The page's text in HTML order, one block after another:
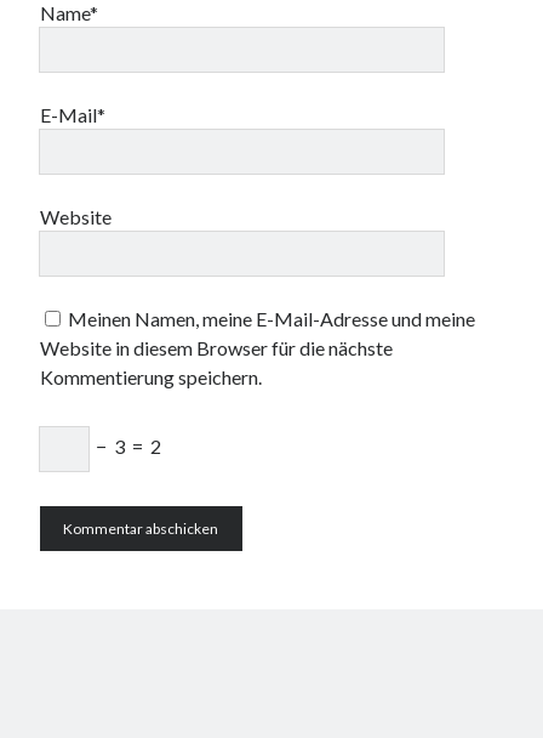
Name*
E-Mail*
Website
Meinen Namen, meine E-Mail-Adresse und meine
Website in diesem Browser für die nächste
Kommentierung speichern.
− 3 = 2